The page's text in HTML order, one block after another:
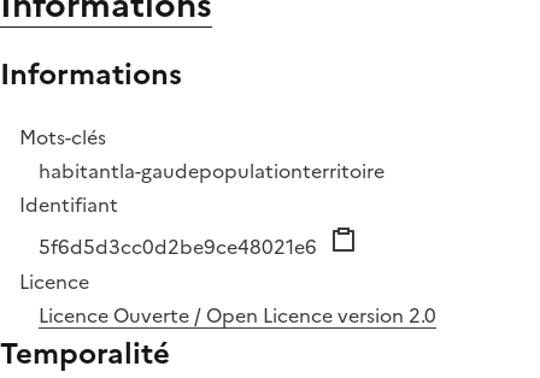
Informations
Mots-clés
habitantla-gaudepopulationterritoire
Identifiant
5f6d5d3cc0d2be9ce48021e6
Licence
Licence Ouverte / Open Licence version 2.0
Temporalité